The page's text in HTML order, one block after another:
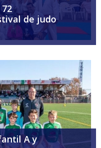
de judo
A y